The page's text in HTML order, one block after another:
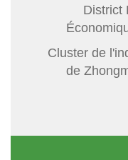
District
Cluster de
de